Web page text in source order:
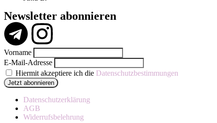
Newsletter abonnieren
Vorname
E-Mail-Adresse
Hiermit akzeptiere ich die Datenschutzbestimmungen
Datenschutzerklärung
AGB
Widerrufsbelehrung